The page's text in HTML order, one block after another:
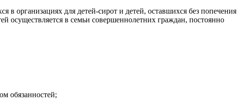
в организациях для детей-сирот и детей, оставшихся без попечения
осуществляется в семьи совершеннолетних граждан, постоянно
обязанностей;